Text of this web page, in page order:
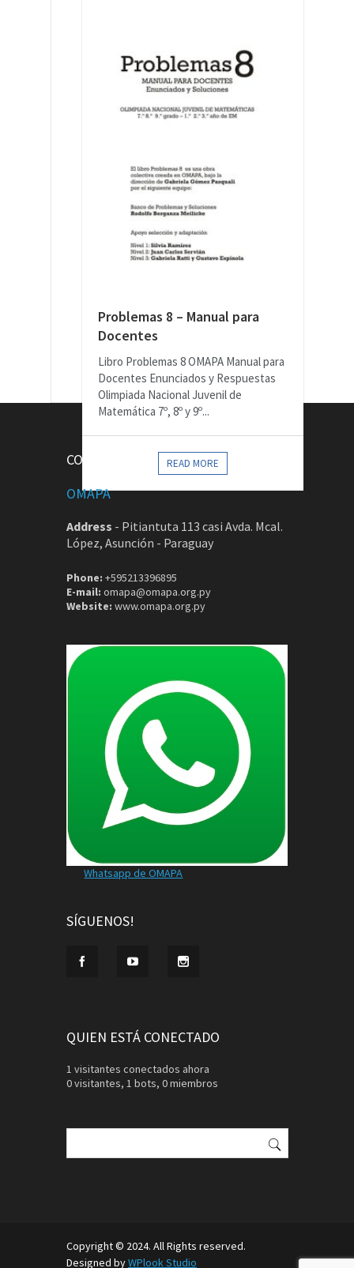
Problemas 8 – Manual para
Docentes
Libro Problemas 8 OMAPA Manual para
Docentes Enunciados y Respuestas
Olimpiada Nacional Juvenil de
Matemática 7º, 8º y 9º...
READ MORE
CONTACTOS
OMAPA
Address - Pitiantuta 113 casi Avda. Mcal.
López, Asunción - Paraguay
Phone: +595213396895
E-mail: omapa@omapa.org.py
Website: www.omapa.org.py
Whatsapp de OMAPA
SÍGUENOS!
QUIEN ESTÁ CONECTADO
1 visitantes conectados ahora
0 visitantes, 1 bots, 0 miembros
Buscar:
Copyright © 2024. All Rights reserved.
Designed byWPlook Studio